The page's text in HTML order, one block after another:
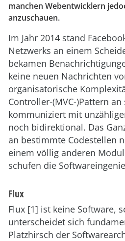
manchen Webentwicklern
anzuschauen.
Im Jahr 2014 stand
Netzwerks an einem
bekamen
keine neuen Nachrichten
organisatorische
Controller-(MVC-)Pattern
kommuniziert mit
noch bidirektional. Das
an bestimmte Codestellen
einem völlig anderen
schufen die
Flux
Flux [1] ist keine Software,
unterscheidet sich
Platzhirsch der